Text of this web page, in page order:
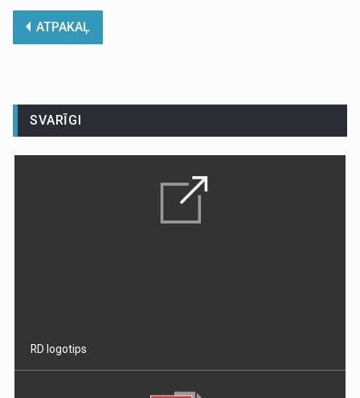
ATPAKAĻ
SVARĪGI
RD logotips